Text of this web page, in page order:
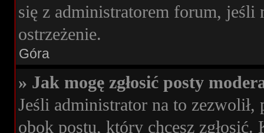
się z administratorem forum, jeśli
ostrzeżenie.
Góra
» Jak mogę zgłosić posty
Jeśli administrator na to
obok postu, który chcesz